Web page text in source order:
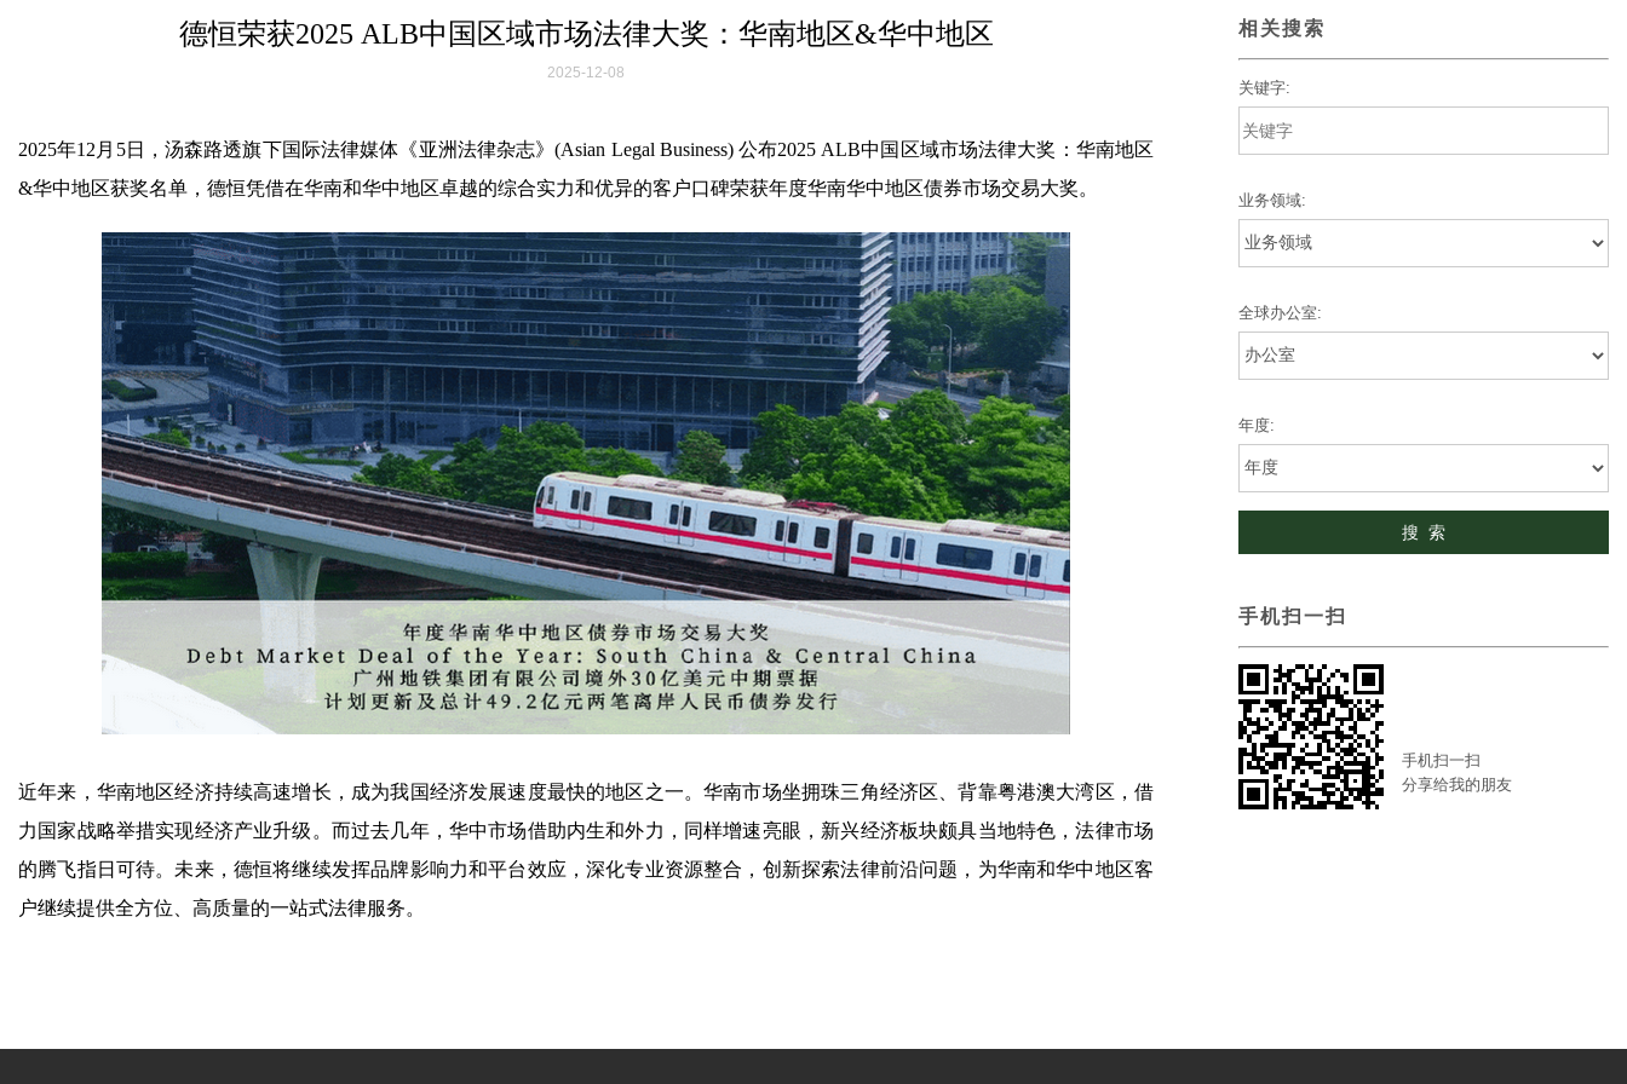
德恒荣获2025 ALB中国区域市场法律大奖：华南地区&华中地区
2025-12-08
2025年12月5日，汤森路透旗下国际法律媒体《亚洲法律杂志》(Asian Legal Business) 公布2025 ALB中国区域市场法律大奖：华南地区
&华中地区获奖名单，德恒凭借在华南和华中地区卓越的综合实力和优异的客户口碑荣获年度华南华中地区债券市场交易大奖。
近年来，华南地区经济持续高速增长，成为我国经济发展速度最快的地区之一。华南市场坐拥珠三角经济区、背靠粤港澳大湾区，借
力国家战略举措实现经济产业升级。而过去几年，华中市场借助内生和外力，同样增速亮眼，新兴经济板块颇具当地特色，法律市场
的腾飞指日可待。未来，德恒将继续发挥品牌影响力和平台效应，深化专业资源整合，创新探索法律前沿问题，为华南和华中地区客
户继续提供全方位、高质量的一站式法律服务。
相关搜索
关键字:
业务领域:
全球办公室:
年度:
手机扫一扫
手机扫一扫
分享给我的朋友